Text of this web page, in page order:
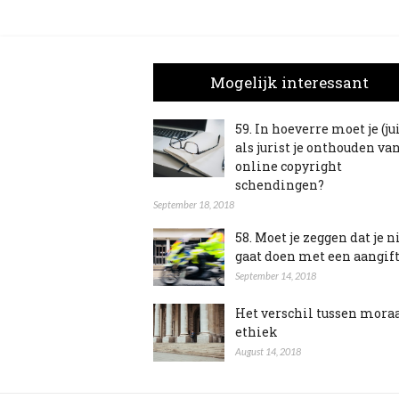
Mogelijk interessant
59. In hoeverre moet je
als jurist je onthouden van
online copyright
schendingen?
September 18, 2018
58. Moet je zeggen dat je
gaat doen met een
September 14, 2018
Het verschil tussen
ethiek
August 14, 2018